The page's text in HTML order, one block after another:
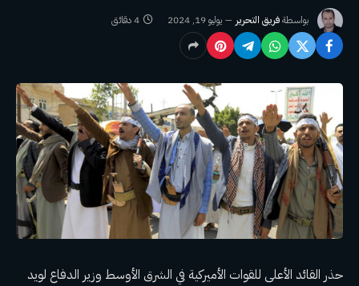
بواسطةفريق التحرير يوليو 19, 2024 4 دقائق
حذر القائد الأعلى للقوات الأميركية في الشرق الأوسط وزير الدفاع لويد